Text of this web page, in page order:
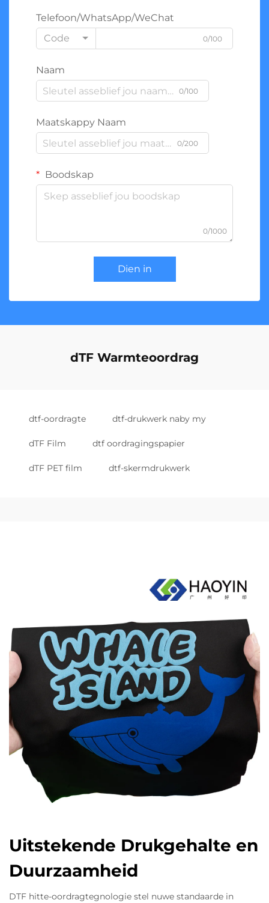
Telefoon/WhatsApp/WeChat
Code
0/100
Naam
0/100
Maatskappy Naam
0/200
Boodskap
0/1000
Dien in
dTF Warmteoordrag
dtf-oordragte dtf-drukwerk naby my
dTF Film dtf oordragingspapier
dTF PET film dtf-skermdrukwerk
Uitstekende Drukgehalte en
Duurzaamheid
DTF hitte-oordragtegnologie stel nuwe standaarde in